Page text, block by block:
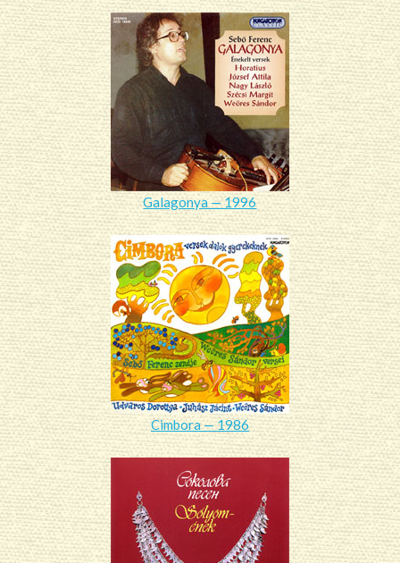
Galagonya — 1996
Cimbora — 1986